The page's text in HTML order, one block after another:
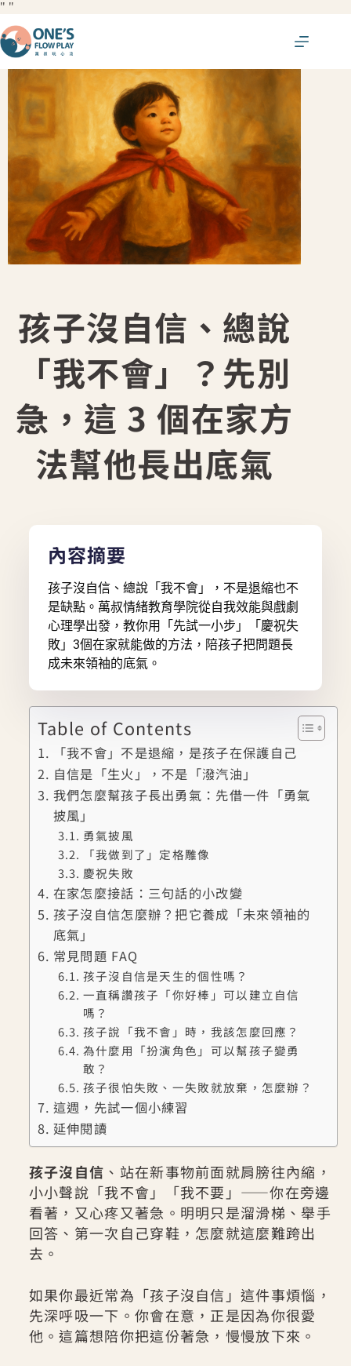
" "
孩子沒自信、總說
「我不會」？先別
急，這 3 個在家方
法幫他長出底氣
內容摘要
孩子沒自信、總說「我不會」，不是退縮也不
是缺點。萬叔情緒教育學院從自我效能與戲劇
心理學出發，教你用「先試一小步」「慶祝失
敗」3個在家就能做的方法，陪孩子把問題長
成未來領袖的底氣。
Table of Contents
「我不會」不是退縮，是孩子在保護自己
自信是「生火」，不是「潑汽油」
我們怎麼幫孩子長出勇氣：先借一件「勇氣
披風」
勇氣披風
「我做到了」定格雕像
慶祝失敗
在家怎麼接話：三句話的小改變
孩子沒自信怎麼辦？把它養成「未來領袖的
底氣」
常見問題 FAQ
孩子沒自信是天生的個性嗎？
一直稱讚孩子「你好棒」可以建立自信
嗎？
孩子說「我不會」時，我該怎麼回應？
為什麼用「扮演角色」可以幫孩子變勇
敢？
孩子很怕失敗、一失敗就放棄，怎麼辦？
這週，先試一個小練習
延伸閱讀
孩子沒自信 、站在新事物前面就肩膀往內縮，
小小聲說「我不會」「我不要」——你在旁邊
看著，又心疼又著急。明明只是溜滑梯、舉手
回答、第一次自己穿鞋，怎麼就這麼難跨出
去。
如果你最近常為「孩子沒自信」這件事煩惱，
先深呼吸一下。你會在意，正是因為你很愛
他。這篇想陪你把這份著急，慢慢放下來。